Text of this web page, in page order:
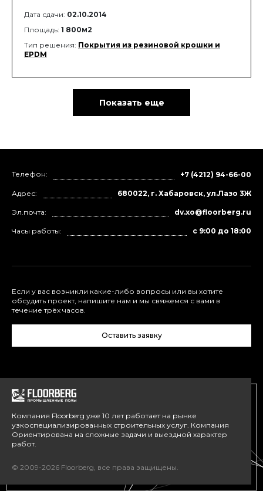
Дата сдачи: 02.10.2014
Площадь: 1 800м2
Тип решения: Покрытия из резиновой крошки и
EPDM
Показать еще
Компания Floorberg уже 10 лет работает на рынке
узкоспециализированных строительных услуг. Компания
Ориентирована на сложные задачи и выездной характер
работ.
© 2009-2026 Floorberg, все права защищены.
Телефон: +7 (4212) 94-66-00
Адрес: 680022, г. Хабаровск, ул.Лазо 3Ж
Эл.почта: dv.xo@floorberg.ru
Часы работы: с 9:00 до 18:00
Если у вас возникли какие-либо вопросы или вы хотите
обсудить проект, напишите нам и мы свяжемся с вами в
течение трёх часов.
Оставить заявку